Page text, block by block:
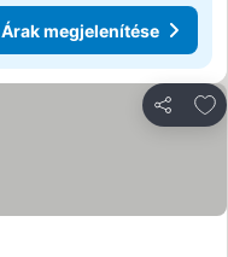
Árak megjelenítése